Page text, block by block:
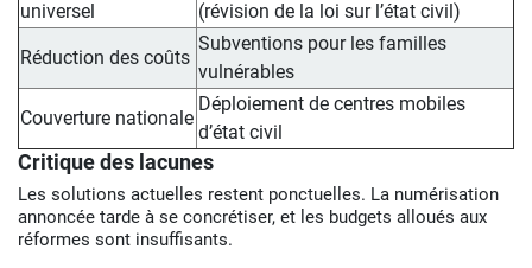
universel
(révision de la loi sur l’état civil)
Réduction des coûts
Subventions pour les familles
vulnérables
Couverture nationale
Déploiement de centres mobiles
d’état civil
Critique des lacunes
Les solutions actuelles restent ponctuelles. La numérisation
annoncée tarde à se concrétiser, et les budgets alloués aux
réformes sont insuffisants.